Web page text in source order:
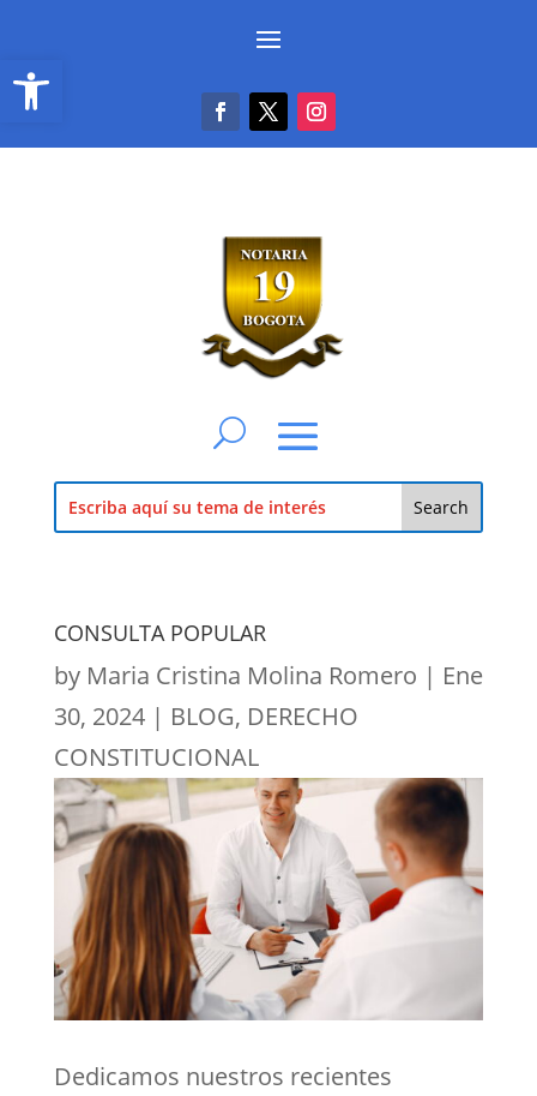
Abrir barra de herramientas
CONSULTA POPULAR
by Maria Cristina Molina Romero | Ene
30, 2024| BLOG, DERECHO
CONSTITUCIONAL
Dedicamos nuestros recientes